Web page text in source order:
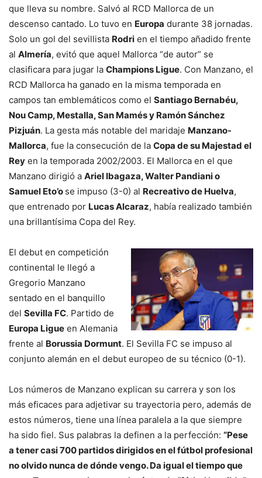
que lleva su nombre. Salvó al RCD Mallorca de un
descenso cantado. Lo tuvo en Europa durante 38 jornadas.
Solo un gol del sevillista Rodri en el tiempo añadido frente
al Almería, evitó que aquel Mallorca “de autor” se
clasificara para jugar la Champions Ligue. Con Manzano, el
RCD Mallorca ha ganado en la misma temporada en
campos tan emblemáticos como el Santiago Bernabéu,
Nou Camp, Mestalla, San Mamés y Ramón Sánchez
Pizjuán. La gesta más notable del maridaje Manzano-
Mallorca, fue la consecución de la Copa de su Majestad el
Rey en la temporada 2002/2003. El Mallorca en el que
Manzano dirigió a Ariel Ibagaza, Walter Pandiani o
Samuel Eto’o se impuso (3-0) al Recreativo de Huelva,
que entrenado por Lucas Alcaraz, había realizado también
una brillantísima Copa del Rey.
El debut en competición
continental le llegó a
Gregorio Manzano
sentado en el banquillo
del Sevilla FC. Partido de
Europa Ligue en Alemania
frente al Borussia Dormunt. El Sevilla FC se impuso al
conjunto alemán en el debut europeo de su técnico (0-1).
Los números de Manzano explican su carrera y son los
más eficaces para adjetivar su trayectoria pero, además de
estos números, tiene una línea paralela a la que siempre
ha sido fiel. Sus palabras la definen a la perfección: “Pese
a tener casi 700 partidos dirigidos en el fútbol profesional
no olvido nunca de dónde vengo. Da igual el tiempo que